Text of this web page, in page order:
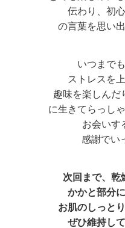
伝わり、初
の言葉を思い
いつまで
ストレスを
趣味を楽しんだ
に生きてらっし
お会いす
感謝でい
次回まで、乾
かかと部分
お肌のしっと
ぜひ維持し